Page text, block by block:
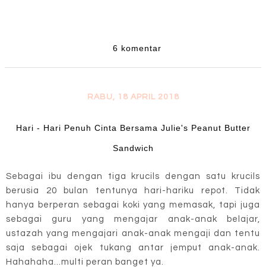
6 komentar
RABU, 18 APRIL 2018
Hari - Hari Penuh Cinta Bersama Julie's Peanut Butter
Sandwich
Sebagai ibu dengan tiga krucils dengan satu krucils
berusia 20 bulan tentunya hari-hariku repot. Tidak
hanya berperan sebagai koki yang memasak, tapi juga
sebagai guru yang mengajar anak-anak belajar,
ustazah yang mengajari anak-anak mengaji dan tentu
saja sebagai ojek tukang antar jemput anak-anak.
Hahahaha...multi peran banget ya.